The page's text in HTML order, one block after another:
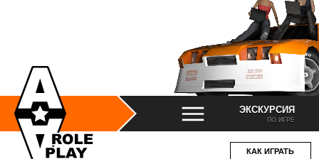
ЭКСКУРСИЯ
ПО ИГРЕ
КАК ИГРАТЬ